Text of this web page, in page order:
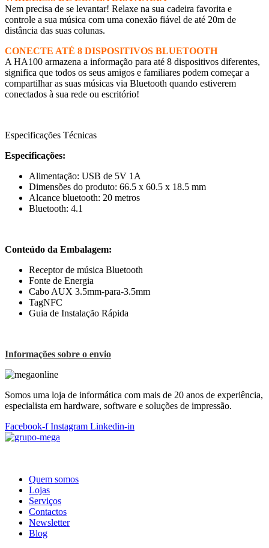
Nem precisa de se levantar! Relaxe na sua cadeira favorita e
controle a sua música com uma conexão fiável de até 20m de
distância das suas colunas.
CONECTE ATÉ 8 DISPOSITIVOS BLUETOOTH
A HA100 armazena a informação para até 8 dispositivos diferentes,
significa que todos os seus amigos e familiares podem começar a
compartilhar as suas músicas via Bluetooth quando estiverem
conectados à sua rede ou escritório!
Especificações Técnicas
Especificações:
Alimentação: USB de 5V 1A
Dimensões do produto: 66.5 x 60.5 x 18.5 mm
Alcance bluetooth: 20 metros
Bluetooth: 4.1
Conteúdo da Embalagem:
Receptor de música Bluetooth
Fonte de Energia
Cabo AUX 3.5mm-para-3.5mm
TagNFC
Guia de Instalação Rápida
Informações sobre o envio
Somos uma loja de informática com mais de 20 anos de experiência,
especialista em hardware, software e soluções de impressão.
Facebook-f Instagram Linkedin-in
Quem somos
Lojas
Serviços
Contactos
Newsletter
Blog